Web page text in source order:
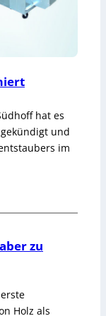
hat es
und
im
zu
Holz als